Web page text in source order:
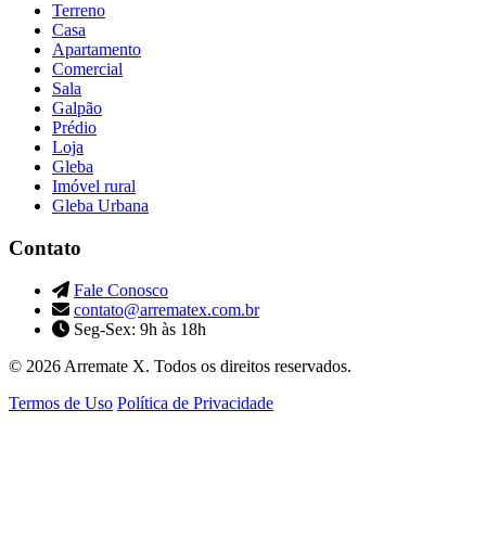
Terreno
Casa
Apartamento
Comercial
Sala
Galpão
Prédio
Loja
Gleba
Imóvel rural
Gleba Urbana
Contato
Fale Conosco
contato@arrematex.com.br
Seg-Sex: 9h às 18h
© 2026 Arremate X. Todos os direitos reservados.
Termos de Uso Política de Privacidade